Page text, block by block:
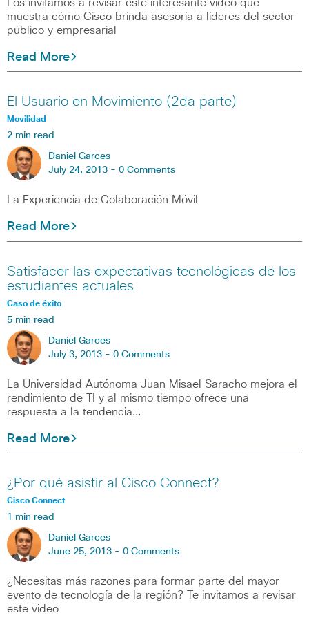
Los invitamos a revisar este interesante video que
muestra cómo Cisco brinda asesoría a líderes del sector
público y empresarial
Read More
El Usuario en Movimiento (2da parte)
Movilidad
2 min read
Daniel Garces
July 24, 2013 - 0 Comments
La Experiencia de Colaboración Móvil
Read More
Satisfacer las expectativas tecnológicas de los
estudiantes actuales
Caso de éxito
5 min read
Daniel Garces
July 3, 2013 - 0 Comments
La Universidad Autónoma Juan Misael Saracho mejora el
rendimiento de TI y al mismo tiempo ofrece una
respuesta a la tendencia…
Read More
¿Por qué asistir al Cisco Connect?
Cisco Connect
1 min read
Daniel Garces
June 25, 2013 - 0 Comments
¿Necesitas más razones para formar parte del mayor
evento de tecnología de la región? Te invitamos a revisar
este video